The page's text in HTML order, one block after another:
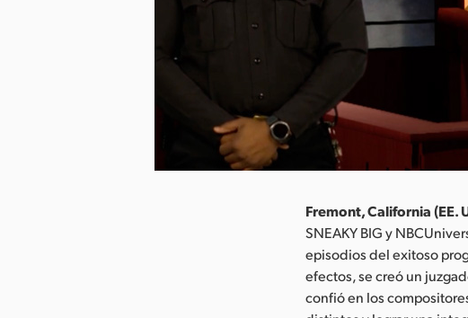
Fremont, California (EE.
SNEAKY BIG y
episodios del exitoso
efectos, se creó un
confió en los